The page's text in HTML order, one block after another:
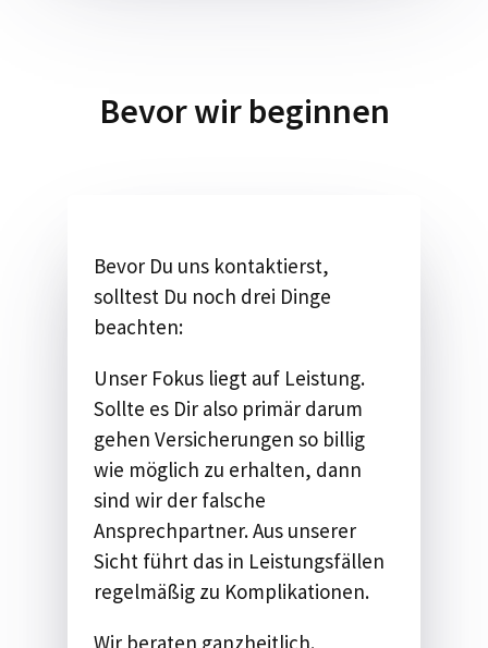
Bevor wir beginnen
Bevor Du uns kontaktierst,
solltest Du noch drei Dinge
beachten:
Unser Fokus liegt auf Leistung.
Sollte es Dir also primär darum
gehen​ Versicherungen so billig
wie möglich zu erhalten, dann
sind wir der falsche
Ansprechpartner. Aus unserer
Sicht führt das in Leistungsfällen
regelmäßig zu ​Komplikationen.